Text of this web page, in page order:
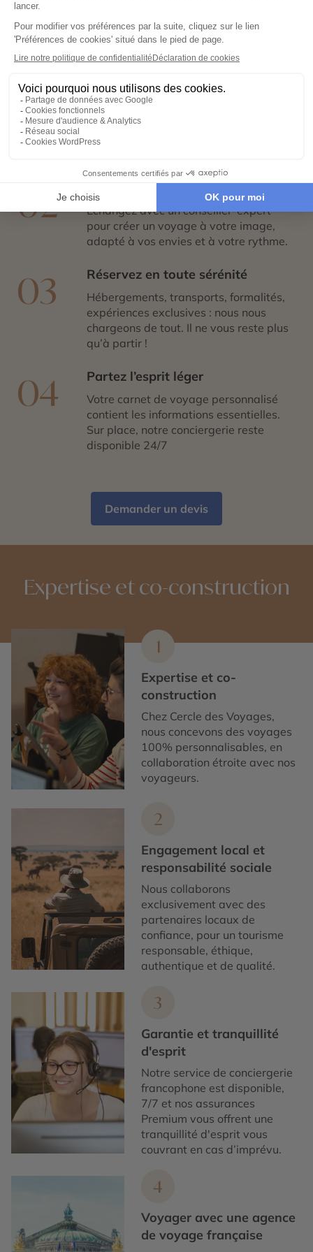
Votre voyage sur mesure en 4
étapes
01 Exprimez vos envies
Remplissez notre formulaire en ligne et
laissez libre cours à vos rêves de
voyage : inspirations, budget, période
02 Co-construisez votre itinéraire
Échangez avec un conseiller-expert
pour créer un voyage à votre image,
adapté à vos envies et à votre rythme.
03 Réservez en toute sérénité
Hébergements, transports, formalités,
expériences exclusives : nous nous
chargeons de tout. Il ne vous reste plus
qu’à partir !
04 Partez l’esprit léger
Votre carnet de voyage personnalisé
contient les informations essentielles.
Sur place, notre conciergerie reste
disponible 24/7
Demander un devis
Expertise et co-construction
1
Expertise et co-
construction
Chez Cercle des Voyages,
nous concevons des voyages
100% personnalisables, en
collaboration étroite avec nos
voyageurs.
2
Engagement local et
responsabilité sociale
Nous collaborons
exclusivement avec des
partenaires locaux de
confiance, pour un tourisme
responsable, éthique,
authentique et de qualité.
3
Garantie et tranquillité
d'esprit
Notre service de conciergerie
francophone est disponible,
7/7 et nos assurances
Premium vous offrent une
tranquillité d'esprit vous
couvrant en cas d’imprévu.
4
Voyager avec une agence
de voyage française